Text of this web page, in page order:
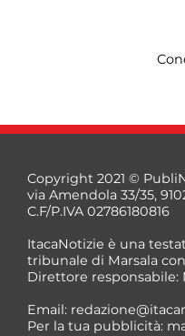
Copyright 2021 ©
via Amendola 33/35,
C.F/P.IVA 02786180816
ItacaNotizie è una
tribunale di Marsala con
Direttore responsabile:
Email:
Per la tua pubblicità: